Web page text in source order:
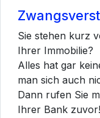
Sie stehen kurz
Ihrer Immobilie?
Alles hat gar
man sich auch
Dann rufen Sie
Ihrer Bank zuvor!